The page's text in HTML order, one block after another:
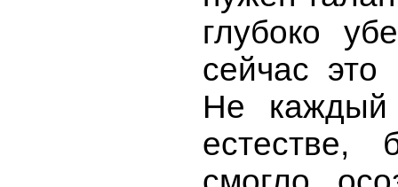
глубоко
сейчас это
Не каждый